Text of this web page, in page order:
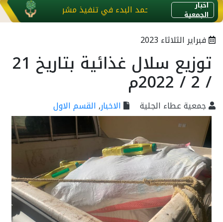
اخبار
الجمعيةتم ولله الحمد البدء في تنفيذ مشروع كفالة الأرامل
فبراير الثلاثاء 2023
توزيع سلال غذائية بتاريخ 21
/ 2 / 2022م
جمعية عطاء الجلية الاخبار,القسم الاول